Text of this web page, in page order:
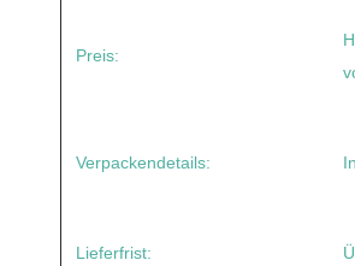
Preis:
Verpackendetails:
Lieferfrist: